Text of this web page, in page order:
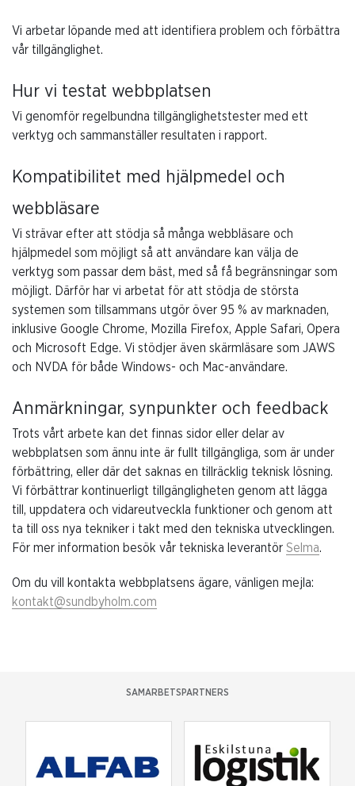
Vi arbetar löpande med att identifiera problem och förbättra
vår tillgänglighet.
Hur vi testat webbplatsen
Vi genomför regelbundna tillgänglighetstester med ett
verktyg och sammanställer resultaten i rapport.
Kompatibilitet med hjälpmedel och
webbläsare
Vi strävar efter att stödja så många webbläsare och
hjälpmedel som möjligt så att användare kan välja de
verktyg som passar dem bäst, med så få begränsningar som
möjligt. Därför har vi arbetat för att stödja de största
systemen som tillsammans utgör över 95 % av marknaden,
inklusive Google Chrome, Mozilla Firefox, Apple Safari, Opera
och Microsoft Edge. Vi stödjer även skärmläsare som JAWS
och NVDA för både Windows- och Mac-användare.
Anmärkningar, synpunkter och feedback
Trots vårt arbete kan det finnas sidor eller delar av
webbplatsen som ännu inte är fullt tillgängliga, som är under
förbättring, eller där det saknas en tillräcklig teknisk lösning.
Vi förbättrar kontinuerligt tillgängligheten genom att lägga
till, uppdatera och vidareutveckla funktioner och genom att
ta till oss nya tekniker i takt med den tekniska utvecklingen.
För mer information besök vår tekniska leverantör Selma.
Om du vill kontakta webbplatsens ägare, vänligen mejla:
kontakt@sundbyholm.com
SAMARBETSPARTNERS